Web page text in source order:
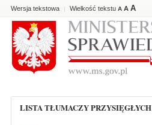
Wersja tekstowa | Wielkość tekstu A A A
LISTA TŁUMACZY PRZYSIĘGŁYCH